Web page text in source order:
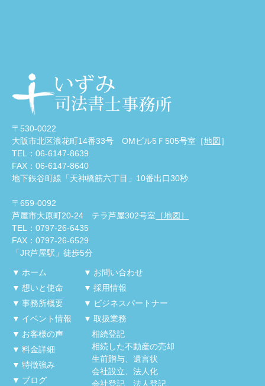
〒530-0022
大阪市北区浪花町14番33号 OMビル5Ｆ505号室［地図 ］
TEL：06-6147-8639
FAX：06-6147-8640
地下鉄谷町線「天神橋筋六丁目」10番出口30秒
〒659-0092
芦屋市大原町20-24 テラ芦屋302号室 ［地図］
TEL：0797-26-6435
FAX：0797-26-6529
「JR芦屋駅」徒歩5分
ホーム
想いと使命
事務所概要
イベント情報
お客様の声
料金詳細
特徴強み
ブログ
お問い合わせ
採用情報
ビジネスパートナー
取扱業務
相続登記
相続した不動産の売却
生前贈与、遺言状
会社設立、法人化
会社登記、法人登記